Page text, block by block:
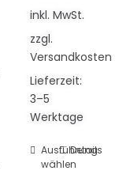
inkl. MwSt.
zzgl.
Versandkosten
Lieferzeit:
3–5
Werktage
Ausführung
wählen
Dieses
Produkt
Details